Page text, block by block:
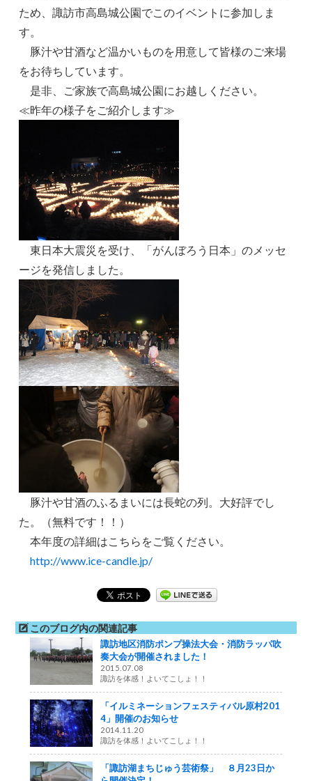
ため、諏訪市高島城公園でこのイベントに参加しま
す。
豚汁や甘酒など温かいものを用意して皆様のご来場
をお待ちしています。
是非、ご家族で高島城公園にお越しください。
≪昨年の様子をご紹介します≫
東日本大震災を受け、「がんぼろう日本」のメッセ
ージを発信しました。
豚汁や甘酒のふるまいには長蛇の列。大好評でし
た。（無料です！！）
本年度の詳細はこちらをご覧ください。
http://www.ice-candle.jp/
このブログ内の関連記事
諏訪地区消防ポンプ操法大会・消防ラッパ吹
奏大会が開催されました！
2015.07.08
諏訪を体感！よいてこしょ！！
「イルミネーションフェスティバル原村201
4」開催のお知らせ
2014.11.20
諏訪を体感！よいてこしょ！！
「諏訪湖まちじゅう芸術祭」 ８月23日か